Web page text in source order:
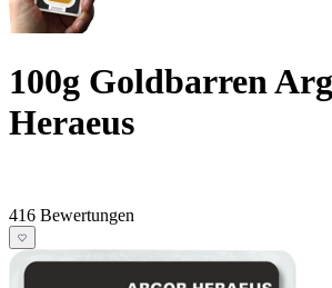
100g Goldbarren
Heraeus
416 Bewertungen